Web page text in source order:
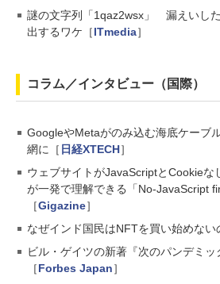
謎の文字列「1qaz2wsx」 漏えいし
出するワケ［ITmedia］
コラム／インタビュー（国際）
GoogleやMetaがのみ込む海底ケーブ
網に［ 日経XTECH］
ウェブサイトがJavaScriptとCookieな
が一発で理解できる「No-JavaScript
［Gigazine］
なぜインド国民はNFTを買い始めない
ビル・ゲイツの新著『次のパンデミ
［Forbes Japan］